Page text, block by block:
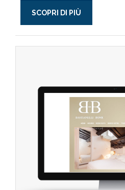
SCOPRI DI PIÙ